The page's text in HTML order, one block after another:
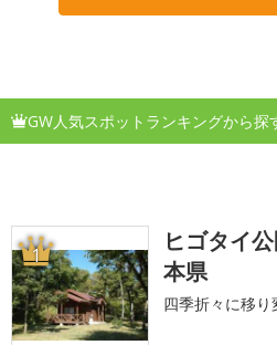
GW人気スポットランキングから探
1
ヒゴタイ
本県
四季折々に移